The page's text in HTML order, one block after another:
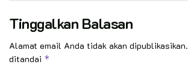
Tinggalkan Balasan
Alamat email Anda tidak akan dipublikasikan.
ditandai *